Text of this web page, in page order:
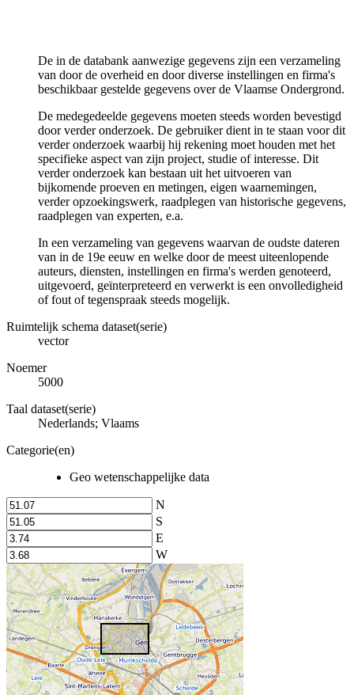
De in de databank aanwezige gegevens zijn een verzameling
van door de overheid en door diverse instellingen en firma's
beschikbaar gestelde gegevens over de Vlaamse Ondergrond.
De medegedeelde gegevens moeten steeds worden bevestigd
door verder onderzoek. De gebruiker dient in te staan voor dit
verder onderzoek waarbij hij rekening moet houden met het
specifieke aspect van zijn project, studie of interesse. Dit
verder onderzoek kan bestaan uit het uitvoeren van
bijkomende proeven en metingen, eigen waarnemingen,
verder opzoekingswerk, raadplegen van historische gegevens,
raadplegen van experten, e.a.
In een verzameling van gegevens waarvan de oudste dateren
van in de 19e eeuw en welke door de meest uiteenlopende
auteurs, diensten, instellingen en firma's werden genoteerd,
uitgevoerd, geïnterpreteerd en verwerkt is een onvolledigheid
of fout of tegenspraak steeds mogelijk.
Ruimtelijk schema dataset(serie)
vector
Noemer
5000
Taal dataset(serie)
Nederlands; Vlaams
Categorie(en)
Geo wetenschappelijke data
N
S
E
W